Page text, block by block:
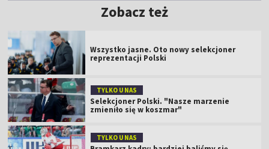
Zobacz też
Wszystko jasne. Oto nowy selekcjoner
reprezentacji Polski
TYLKO U NAS
Selekcjoner Polski. "Nasze marzenie
zmieniło się w koszmar"
TYLKO U NAS